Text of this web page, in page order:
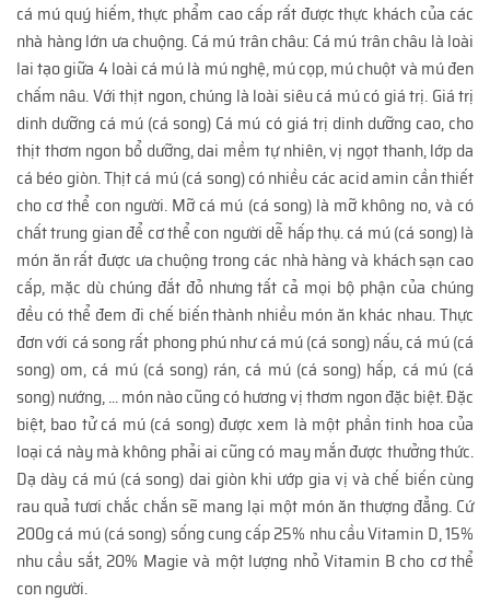
cá mú quý hiếm, thực phẩm cao cấp rất được thực khách của các
nhà hàng lớn ưa chuộng. Cá mú trân châu: Cá mú trân châu là loài
lai tạo giữa 4 loài cá mú là mú nghệ, mú cọp, mú chuột và mú đen
chấm nâu. Với thịt ngon, chúng là loài siêu cá mú có giá trị. Giá trị
dinh dưỡng cá mú (cá song) Cá mú có giá trị dinh dưỡng cao, cho
thịt thơm ngon bổ dưỡng, dai mềm tự nhiên, vị ngọt thanh, lớp da
cá béo giòn. Thịt cá mú (cá song) có nhiều các acid amin cần thiết
cho cơ thể con người. Mỡ cá mú (cá song) là mỡ không no, và có
chất trung gian để cơ thể con người dễ hấp thụ. cá mú (cá song) là
món ăn rất được ưa chuộng trong các nhà hàng và khách sạn cao
cấp, mặc dù chúng đắt đỏ nhưng tất cả mọi bộ phận của chúng
đều có thể đem đi chế biến thành nhiều món ăn khác nhau. Thực
đơn với cá song rất phong phú như cá mú (cá song) nấu, cá mú (cá
song) om, cá mú (cá song) rán, cá mú (cá song) hấp, cá mú (cá
song) nướng, ... món nào cũng có hương vị thơm ngon đặc biệt. Đặc
biệt, bao tử cá mú (cá song) được xem là một phần tinh hoa của
loại cá này mà không phải ai cũng có may mắn được thưởng thức.
Dạ dày cá mú (cá song) dai giòn khi ướp gia vị và chế biến cùng
rau quả tươi chắc chắn sẽ mang lại một món ăn thượng đẳng. Cứ
200g cá mú (cá song) sống cung cấp 25% nhu cầu Vitamin D, 15%
nhu cầu sắt, 20% Magie và một lượng nhỏ Vitamin B cho cơ thể
con người.